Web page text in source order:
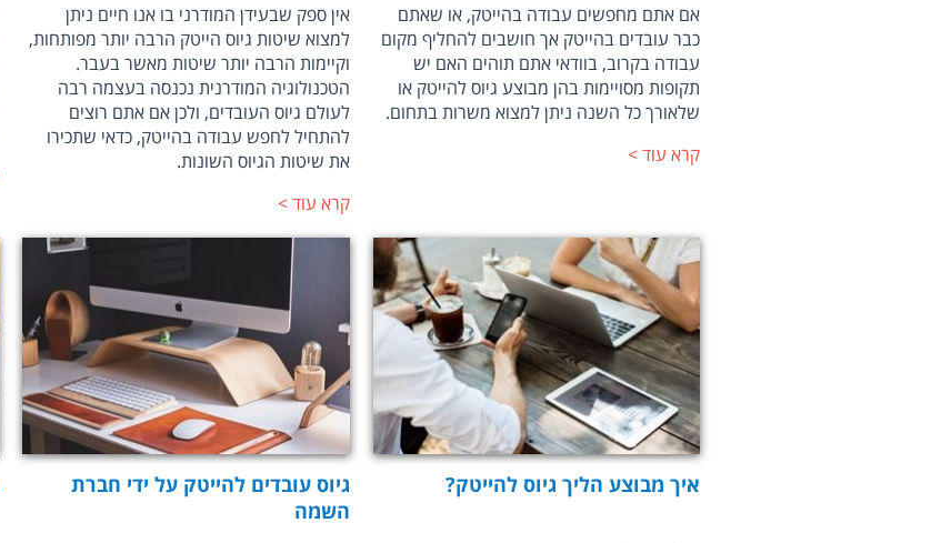
אם אתם מחפשים עבודה בהייטק, או שאתם
כבר עובדים בהייטק אך חושבים להחליף מקום
עבודה בקרוב, בוודאי אתם תוהים האם יש
תקופות מסויימות בהן מבוצע גיוס להייטק או
שלאורך כל השנה ניתן למצוא משרות בתחום.
קרא עוד
אין ספק שבעידן המודרני בו אנו חיים ניתן
למצוא שיטות גיוס הייטק הרבה יותר מפותחות,
וקיימות הרבה יותר שיטות מאשר בעבר.
הטכנולוגיה המודרנית נכנסה בעצמה רבה
לעולם גיוס העובדים, ולכן אם אתם רוצים
להתחיל לחפש עבודה בהייטק, כדאי שתכירו
את שיטות הגיוס השונות.
קרא עוד
איך מבוצע הליך גיוס להייטק?
גיוס עובדים להייטק על ידי חברת
השמה